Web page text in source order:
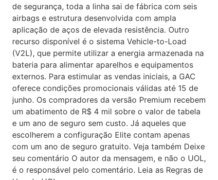
de segurança, toda a linha sai de fábrica com seis
airbags e estrutura desenvolvida com ampla
aplicação de aços de elevada resistência. Outro
recurso disponível é o sistema Vehicle-to-Load
(V2L), que permite utilizar a energia armazenada na
bateria para alimentar aparelhos e equipamentos
externos. Para estimular as vendas iniciais, a GAC
oferece condições promocionais válidas até 15 de
junho. Os compradores da versão Premium recebem
um abatimento de R$ 4 mil sobre o valor de tabela
e um ano de seguro sem custo. Já aqueles que
escolherem a configuração Elite contam apenas
com um ano de seguro gratuito. Veja também Deixe
seu comentário O autor da mensagem, e não o UOL,
é o responsável pelo comentário. Leia as Regras de